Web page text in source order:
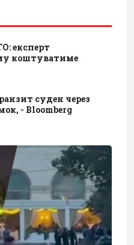
експерт
коштуватиме
суден через
- Bloomberg